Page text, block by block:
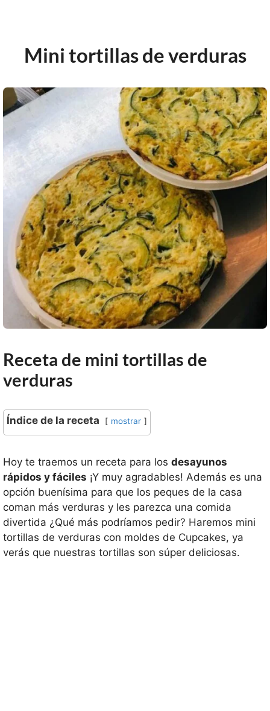
Mini tortillas de verduras
Receta de mini tortillas de
verduras
Índice de la receta mostrar
Hoy te traemos un receta para los desayunos
rápidos y fáciles ¡Y muy agradables! Además es una
opción buenísima para que los peques de la casa
coman más verduras y les parezca una comida
divertida ¿Qué más podríamos pedir? Haremos mini
tortillas de verduras con moldes de Cupcakes, ya
verás que nuestras tortillas son súper deliciosas.